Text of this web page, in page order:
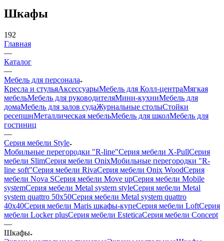
Шкафы
192
Главная
—
Каталог
—
Мебель для персонала
Кресла и стульяАксессуарыМебель для Колл-центраМягкая
мебельМебель для руководителяМини-кухниМебель для
домаМебель для залов судаЖурнальные столыСтойки
ресепшнМеталлическая мебельМебель для школМебель для
гостиниц
—
Серия мебели Style
Мобильные перегородки "R-line"Серия мебели X-PullСерия
мебели SlimСерия мебели OnixМобильные перегородки "R-
line soft"Серия мебели RivaСерия мебели Onix WoodСерия
мебели Nova SСерия мебели Move upСерия мебели Mobile
systemСерия мебели Metal system styleСерия мебели Metal
system quattro 50x50Серия мебели Metal system quattro
40x40Серия мебели Maris шкафы-купеСерия мебели LoftСерия
мебели Locker plusСерия мебели EsteticaСерия мебели Concept
—
Шкафы